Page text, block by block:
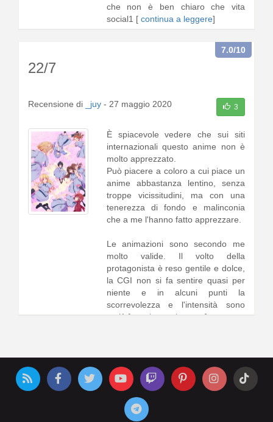
che non è ben chiaro che vita
social1 [ continua a leggere]
22/7
7.0/10
Recensione di _juy - 27 maggio 2020 3
È spiacevole vedere che sui siti
internazionali questo anime non è
molto apprezzato.
Può piacere a coloro a cui piace un
anime abbastanza lentino, senza
troppe vicissitudini, ma con una
tenerezza di fondo e malinconia
che a me l'hanno fatto apprezzare.
Le animazioni sono secondo me
molto valide. Il volto della
protagonista è reso gentile e dolce,
la CGI non si fa sentire quasi per
niente e in alcuni punti la
scorrevolezza e l'intensità sono
mol1 [continua a leggere]